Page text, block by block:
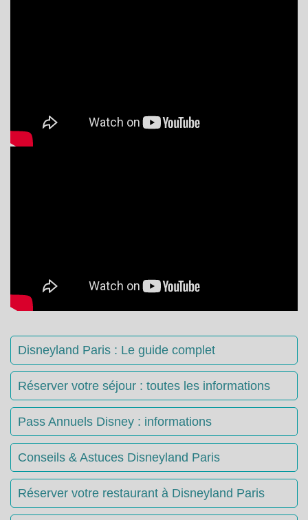
Disneyland Paris : Le guide complet
Réserver votre séjour : toutes les informations
Pass Annuels Disney : informations
Conseils & Astuces Disneyland Paris
Réserver votre restaurant à Disneyland Paris